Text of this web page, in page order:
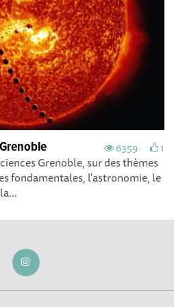
6359 1
Grenoble, sur des thèmes
fondamentales, l'astronomie, le